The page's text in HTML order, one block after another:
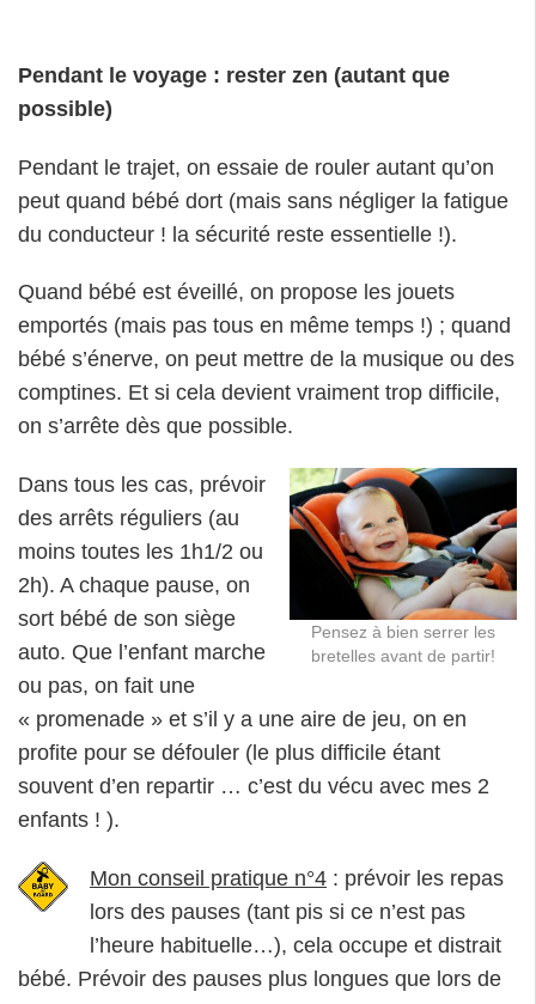
Pendant le voyage : rester zen (autant que
possible)
Pendant le trajet, on essaie de rouler autant qu’on
peut quand bébé dort (mais sans négliger la fatigue
du conducteur ! la sécurité reste essentielle !).
Quand bébé est éveillé, on propose les jouets
emportés (mais pas tous en même temps !) ; quand
bébé s’énerve, on peut mettre de la musique ou des
comptines. Et si cela devient vraiment trop difficile,
on s’arrête dès que possible.
Pensez à bien serrer les
bretelles avant de partir!
Dans tous les cas, prévoir
des arrêts réguliers (au
moins toutes les 1h1/2 ou
2h). A chaque pause, on
sort bébé de son siège
auto. Que l’enfant marche
ou pas, on fait une
« promenade » et s’il y a une aire de jeu, on en
profite pour se défouler (le plus difficile étant
souvent d’en repartir … c’est du vécu avec mes 2
enfants ! ).
Mon conseil pratique n°4 : prévoir les repas
lors des pauses (tant pis si ce n’est pas
l’heure habituelle…), cela occupe et distrait
bébé. Prévoir des pauses plus longues que lors de